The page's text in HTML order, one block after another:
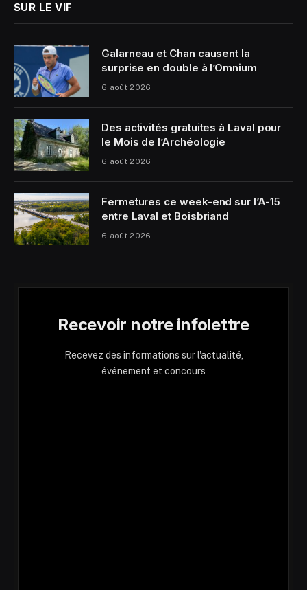
SUR LE VIF
Galarneau et Chan causent la
surprise en double à l’Omnium
6 août 2026
Des activités gratuites à Laval pour
le Mois de l’Archéologie
6 août 2026
Fermetures ce week-end sur l’A-15
entre Laval et Boisbriand
6 août 2026
Recevoir notre infolettre
Recevez des informations sur l'actualité,
événement et concours